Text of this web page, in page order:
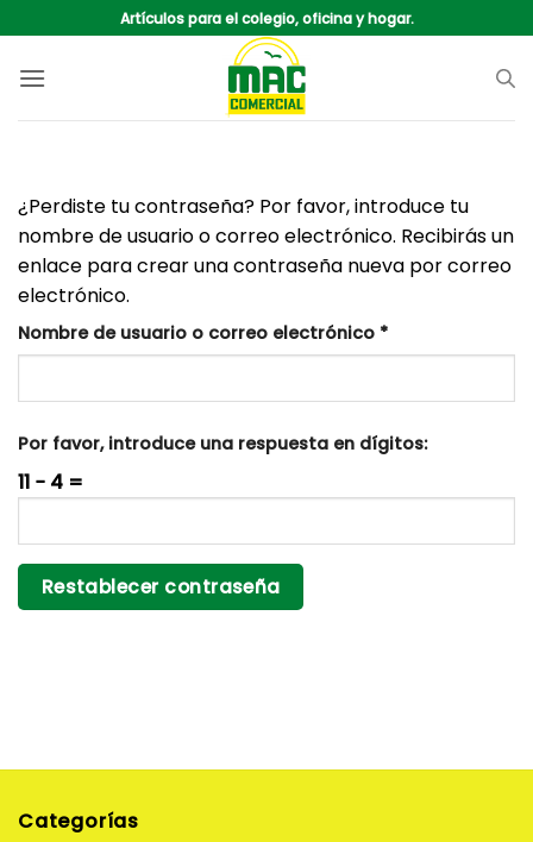
al
contenido
Artículos para el colegio, oficina y hogar.
¿Perdiste tu contraseña? Por favor, introduce tu
nombre de usuario o correo electrónico. Recibirás un
enlace para crear una contraseña nueva por correo
electrónico.
Nombre de usuario o correo electrónico *Obligatorio
Por favor, introduce una respuesta en dígitos:
11 − 4 =
Restablecer contraseña
Categorías